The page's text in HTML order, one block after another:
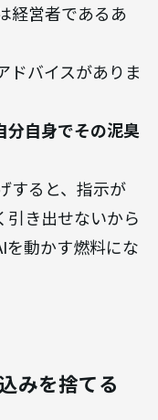
経営者であるあ
ドバイスがありま
分自身でその泥臭
すると、指示が
引き出せないから
を動かす燃料にな
みを捨てる